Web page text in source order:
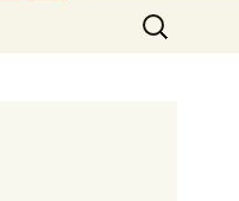
Buscar: